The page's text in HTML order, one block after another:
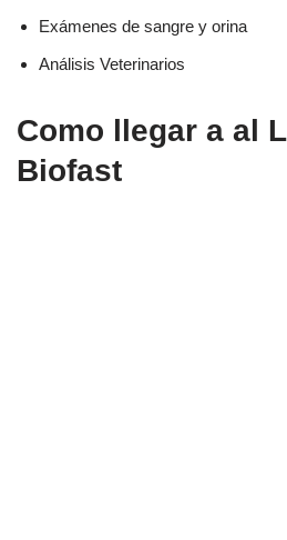
Exámenes de sangre y orina
Análisis Veterinarios
Como llegar a al
Biofast